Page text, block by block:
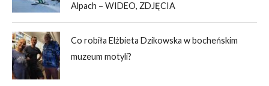
Alpach – WIDEO, ZDJĘCIA
Co robiła Elżbieta Dzikowska w bocheńskim
muzeum motyli?